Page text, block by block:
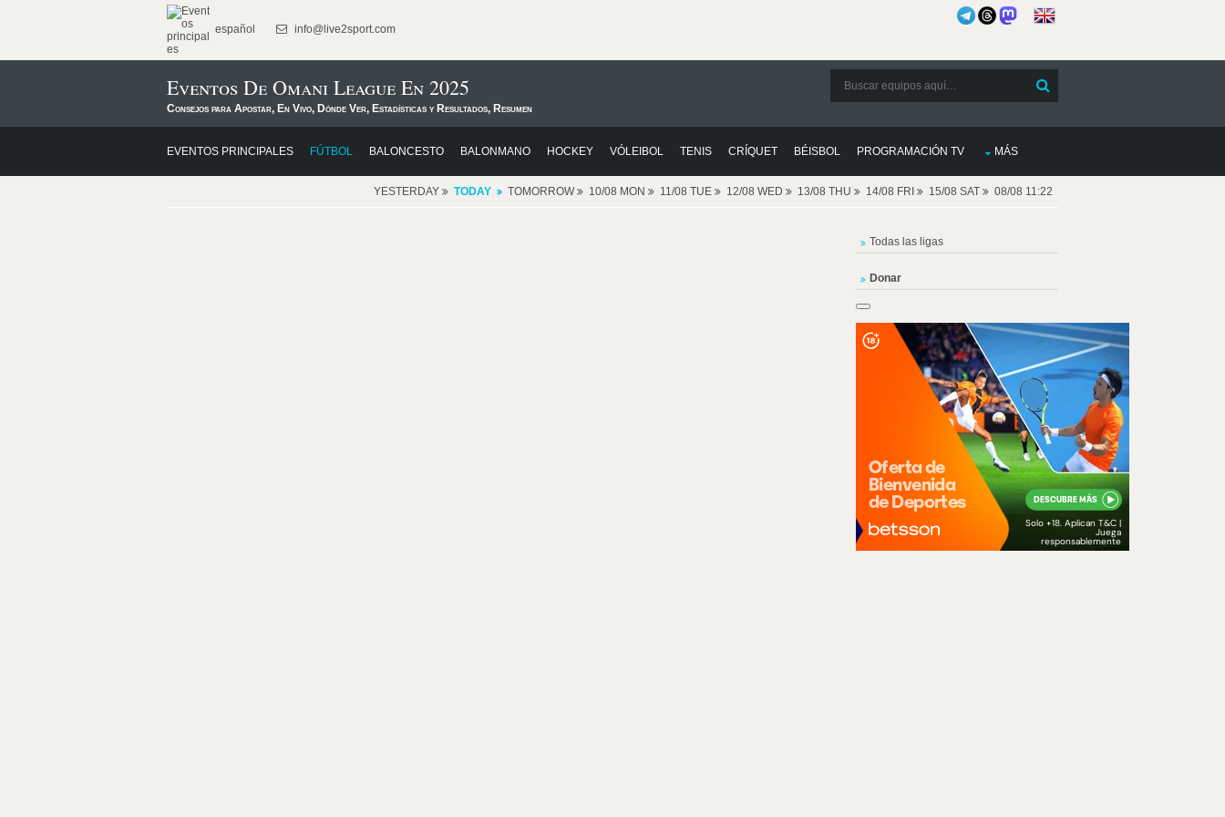
español info@live2sport.com
Eventos De Omani League En 2025
Consejos para Apostar, En Vivo, Dónde Ver, Estadísticas y Resultados, Resumen
EVENTOS PRINCIPALES FÚTBOL BALONCESTO BALONMANO HOCKEY VÓLEIBOL TENIS CRÍQUET BÉISBOL PROGRAMACIÓN TV MÁS
YESTERDAY TODAY TOMORROW 10/08 MON 11/08 TUE 12/08 WED 13/08 THU 14/08 FRI 15/08 SAT 08/08 11:22
Todas las ligas
Donar